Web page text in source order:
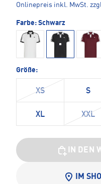
Onlinepreis inkl. MwSt.
Farbe: Schwarz
Größe:
XS S
XL XXL
IN DEN
IM